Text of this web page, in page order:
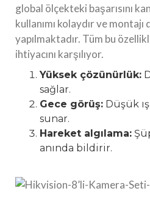
global ölçekteki başarısını
kullanımı kolaydır ve
yapılmaktadır. Tüm bu
ihtiyacını karşılıyor.
Yüksek çözünürlük:
sağlar.
Gece görüş: Düşük
sunar.
Hareket algılama:
anında bildirir.